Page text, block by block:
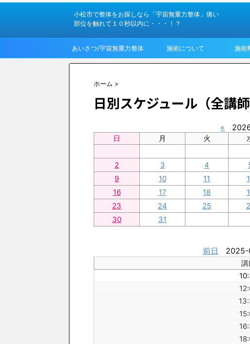
小松市で整体をお探しなら「宇宙無重力整体」痛い
部位を触れて１０秒以内に・・・！？
あいさつ/宇宙無重力整体 施術について 施術
ホーム >
日別スケジュール（全講師
«
日 月 火
2
3 4
9
10 11
16
17 18
23
24 25
30
31
前日
講